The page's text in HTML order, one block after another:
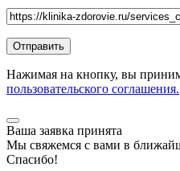
Нажимая на кнопку, вы
пользовательского соглашения.
Ваша заявка принята
Мы свяжемся с вами в
Спасибо!